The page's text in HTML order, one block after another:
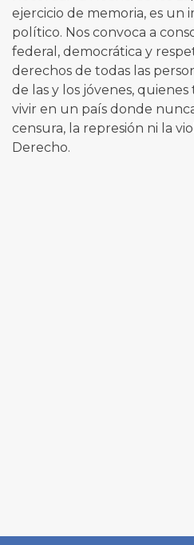
ejercicio de memoria, es un
político. Nos convoca a
federal, democrática y
derechos de todas las
de las y los jóvenes,
vivir en un país donde
censura, la represión ni la
Derecho.